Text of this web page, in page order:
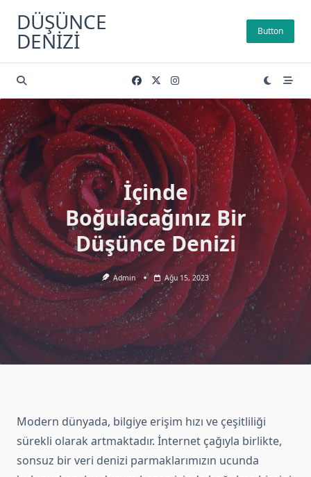
content
DÜŞÜNCE
DENIZI Button
İçinde
Boğulacağınız Bir
Düşünce Denizi
Admin Ağu 15, 2023
Modern dünyada, bilgiye erişim hızı ve çeşitliliği
sürekli olarak artmaktadır. İnternet çağıyla birlikte,
sonsuz bir veri denizi parmaklarımızın ucunda